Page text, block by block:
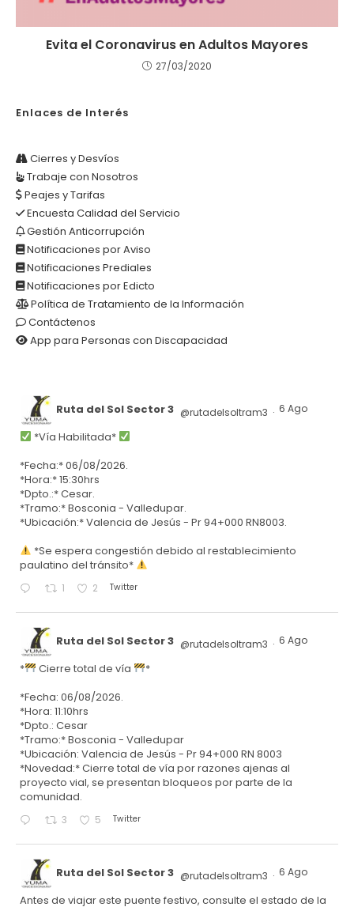
Evita el Coronavirus en Adultos Mayores
27/03/2020
Enlaces de Interés
Cierres y Desvíos
Trabaje con Nosotros
Peajes y Tarifas
Encuesta Calidad del Servicio
Gestión Anticorrupción
Notificaciones por Aviso
Notificaciones Prediales
Notificaciones por Edicto
Política de Tratamiento de la Información
Contáctenos
App para Personas con Discapacidad
Ruta del Sol Sector 3 @rutadelsoltram3 · 6 Ago
*Vía Habilitada*
*Fecha:* 06/08/2026.
*Hora:* 15:30hrs
*Dpto.:* Cesar.
*Tramo:* Bosconia - Valledupar.
*Ubicación:* Valencia de Jesús - Pr 94+000 RN8003.
*Se espera congestión debido al restablecimiento
paulatino del tránsito*
1 2 Twitter
Ruta del Sol Sector 3 @rutadelsoltram3 · 6 Ago
* Cierre total de vía
*
*Fecha: 06/08/2026.
*Hora: 11:10hrs
*Dpto.: Cesar
*Tramo:* Bosconia - Valledupar
*Ubicación: Valencia de Jesús - Pr 94+000 RN 8003
*Novedad:* Cierre total de vía por razones ajenas al
proyecto vial, se presentan bloqueos por parte de la
comunidad.
3 5 Twitter
Ruta del Sol Sector 3 @rutadelsoltram3 · 6 Ago
Antes de viajar este puente festivo, consulte el estado de la